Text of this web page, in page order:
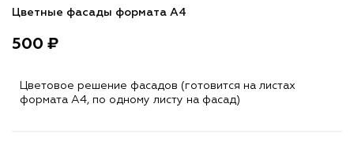
Цветные фасады формата А4
500 ₽
Цветовое решение фасадов (готовится на листах
формата A4, по одному листу на фасад)